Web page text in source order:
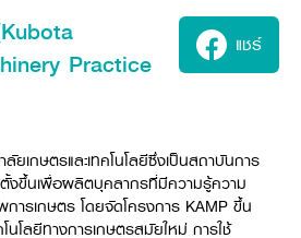
ร
า
าร
Practice
แชร์
ยเกษตรและเทคโนโลยีซึ่งเป็นสถาบันการ
งขึ้นเพื่อผลิตบุคลากรที่มีความรู้ความ
การเกษตร โดยจัดโครงการ KAMP ขึ้น
นโลยีทางการเกษตรสมัยใหม่ การใช้